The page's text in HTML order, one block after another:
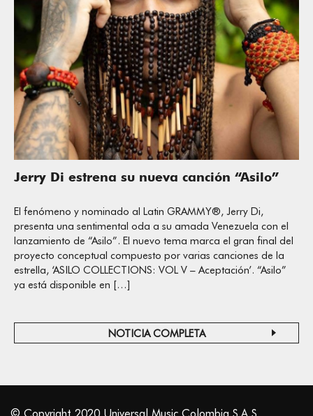
Jerry Di estrena su nueva canción “Asilo”
El fenómeno y nominado al Latin GRAMMY®, Jerry Di,
presenta una sentimental oda a su amada Venezuela con el
lanzamiento de “Asilo”. El nuevo tema marca el gran final del
proyecto conceptual compuesto por varias canciones de la
estrella, ‘ASILO COLLECTIONS: VOL V – Aceptación’. “Asilo”
ya está disponible en […]
NOTICIA COMPLETA
© Copyright 2020 Universal Music Colombia S.A.S.